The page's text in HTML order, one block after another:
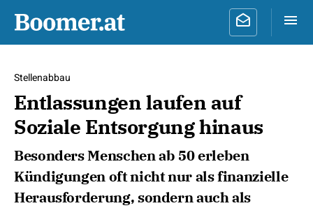
Stellenabbau
Entlassungen laufen auf
Soziale Entsorgung hinaus
Besonders Menschen ab 50 erleben
Kündigungen oft nicht nur als finanzielle
Herausforderung, sondern auch als